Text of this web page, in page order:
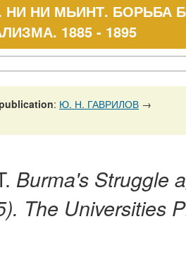
НИ НИ МЬИНТ.
1885 - 1895
: Ю. Н. ГАВРИЛОВ →
Burma's Struggle
The Universities